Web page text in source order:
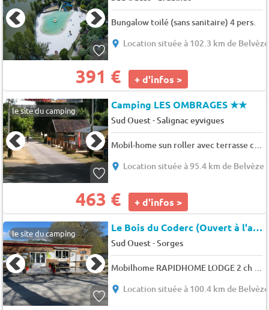
Bungalow toilé (sans sanitaire) 4 pers.
Location située à 102.3 km de Belvèze
391 € + d'infos >
le site du camping Camping LES OMBRAGES★★
Sud Ouest-Salignac eyvigues
Mobil-home sun roller avec terrasse couverte 28 m2, sanitaires, chauffage, TV, salon de jardin, barbecue 4 pers.
Location située à 95.4 km de Belvèze
463 € + d'infos >
le site du camping Le Bois du Coderc (Ouvert à l'année)
Sud Ouest-Sorges
Mobilhome RAPIDHOME LODGE 2 ch 4 pers.
Location située à 100.4 km de Belvèze